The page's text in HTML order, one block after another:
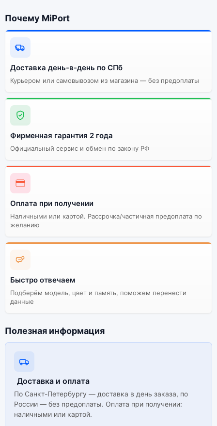
(Лаванда):
Качественный экран Системная оболочка
Огромный выбор
Высокое качество
Samsung Galaxy Z Flip5
8Gb/256Gb Lavender
(Лаванда)
Существует не оригинальная и оригинальная
версия смартфона Samsung Galaxy Z Flip5 (nano
рекомендуем выбирать оригинальной версию —
она полностью адаптирована и поддерживает все
сервисы. Не оригинальная версия может стоить
Почему MiPort
Доставка день-в-день по СПб
Курьером или самовывозом из магазина — без предоплаты
Фирменная гарантия 2 года
Официальный сервис и обмен по закону РФ
Оплата при получении
Наличными или картой. Рассрочка/частичная предоплата по
желанию
Быстро отвечаем
Подберём модель, цвет и память, поможем перенести
данные
Полезная информация
Доставка и оплата
По Санкт-Петербургу — доставка в день заказа, по
России — без предоплаты. Оплата при получении:
наличными или картой.